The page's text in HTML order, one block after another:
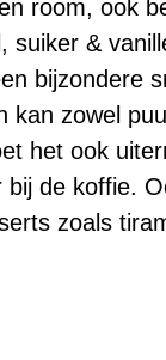
room, ook
suiker &
bijzondere
kan zowel
het ook
de koffie.
zoals